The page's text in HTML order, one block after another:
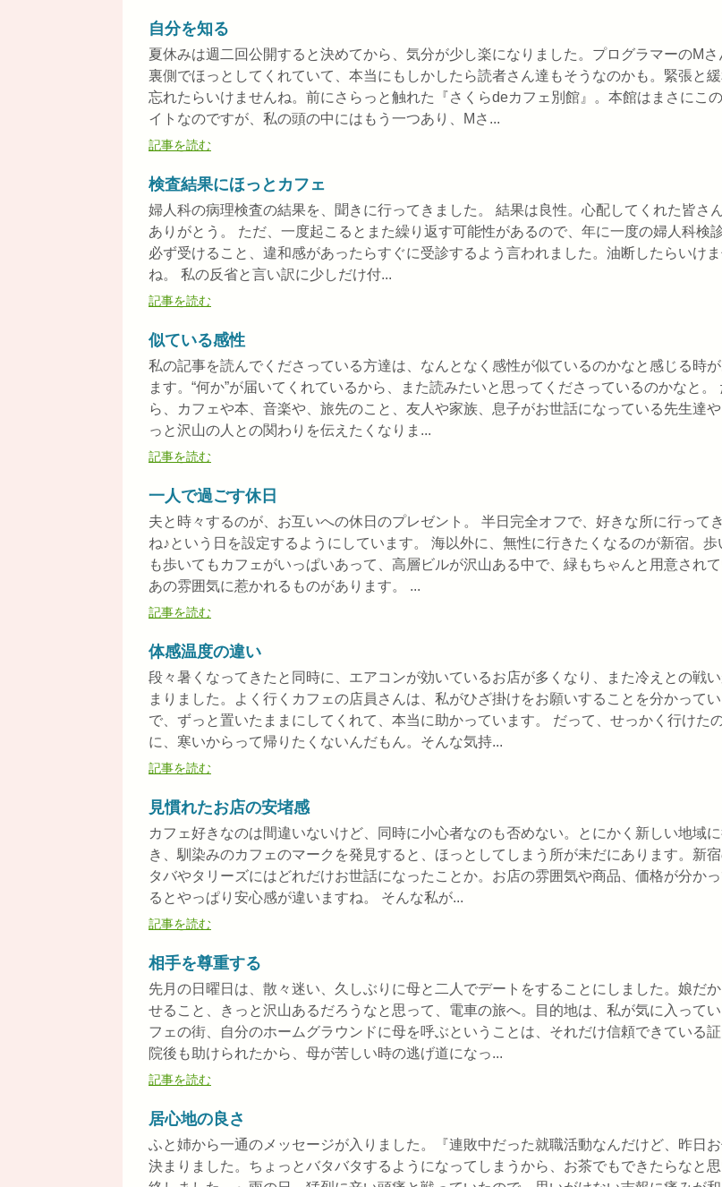
自分を知る
夏休みは週二回公開すると決めてから、気分が少し楽になりました。プログラマーのMさ
裏側でほっとしてくれていて、本当にもしかしたら読者さん達もそうなのかも。緊張と緩
忘れたらいけませんね。前にさらっと触れた『さくらdeカフェ別館』。本館はまさにこ
イトなのですが、私の頭の中にはもう一つあり、Mさ...
記事を読む
検査結果にほっとカフェ
婦人科の病理検査の結果を、聞きに行ってきました。 結果は良性。心配してくれた皆さん
ありがとう。 ただ、一度起こるとまた繰り返す可能性があるので、年に一度の婦人科検
必ず受けること、違和感があったらすぐに受診するよう言われました。油断したらいけ
ね。 私の反省と言い訳に少しだけ付...
記事を読む
似ている感性
私の記事を読んでくださっている方達は、なんとなく感性が似ているのかなと感じる時が
ます。“何か”が届いてくれているから、また読みたいと思ってくださっているのかなと。
ら、カフェや本、音楽や、旅先のこと、友人や家族、息子がお世話になっている先生達
っと沢山の人との関わりを伝えたくなりま...
記事を読む
一人で過ごす休日
夫と時々するのが、お互いへの休日のプレゼント。 半日完全オフで、好きな所に行って
ね♪という日を設定するようにしています。 海以外に、無性に行きたくなるのが新宿。歩
も歩いてもカフェがいっぱいあって、高層ビルが沢山ある中で、緑もちゃんと用意され
あの雰囲気に惹かれるものがあります。 ...
記事を読む
体感温度の違い
段々暑くなってきたと同時に、エアコンが効いているお店が多くなり、また冷えとの戦
まりました。よく行くカフェの店員さんは、私がひざ掛けをお願いすることを分かって
で、ずっと置いたままにしてくれて、本当に助かっています。 だって、せっかく行けた
に、寒いからって帰りたくないんだもん。そんな気持...
記事を読む
見慣れたお店の安堵感
カフェ好きなのは間違いないけど、同時に小心者なのも否めない。とにかく新しい地域
き、馴染みのカフェのマークを発見すると、ほっとしてしまう所が未だにあります。新宿
タバやタリーズにはどれだけお世話になったことか。お店の雰囲気や商品、価格が分か
るとやっぱり安心感が違いますね。 そんな私が...
記事を読む
相手を尊重する
先月の日曜日は、散々迷い、久しぶりに母と二人でデートをすることにしました。娘だ
せること、きっと沢山あるだろうなと思って、電車の旅へ。目的地は、私が気に入って
フェの街、自分のホームグラウンドに母を呼ぶということは、それだけ信頼できている
院後も助けられたから、母が苦しい時の逃げ道になっ...
記事を読む
居心地の良さ
ふと姉から一通のメッセージが入りました。『連敗中だった就職活動なんだけど、昨日
決まりました。ちょっとバタバタするようになってしまうから、お茶でもできたらなと